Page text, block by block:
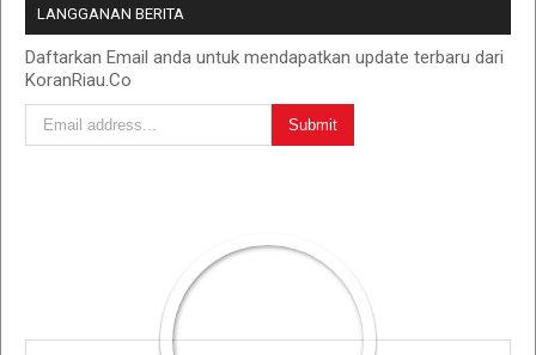
LANGGANAN BERITA
Daftarkan Email anda untuk mendapatkan update terbaru dari
KoranRiau.Co